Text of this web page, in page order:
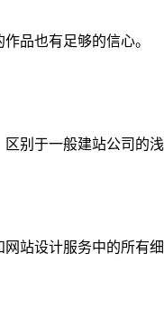
品也有足够的信心。
别于一般建站公司的
站设计服务中的所有